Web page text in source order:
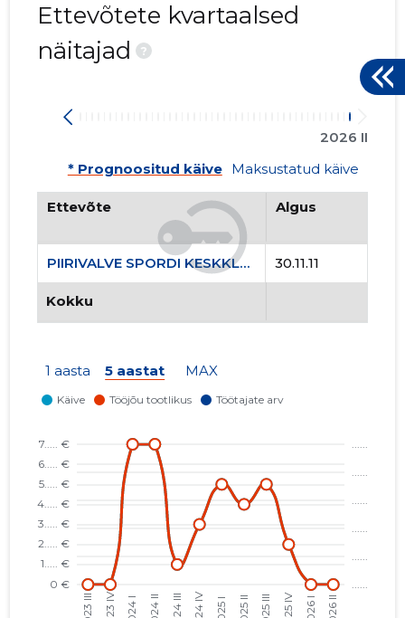
Ettevõtete kvartaalsed
näitajad
?
2026 II
* Prognoositud käive Maksustatud käive
Ettevõte Algus
PIIRIVALVE SPORDI KESKKLUBI MTÜ 30.11.11
Kokku
1 aasta 5 aastat MAX